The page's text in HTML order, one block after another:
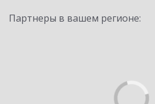
Партнеры в вашем регионе: